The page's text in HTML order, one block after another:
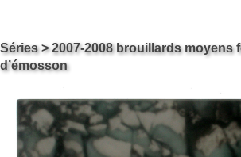
Skip
to
Carol ossipow
Le site de Carol Ossipow, Artiste Arts Visuels
Séries>2007-2008 brouillards moyens
d’émosson